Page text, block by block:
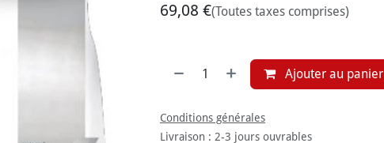
69,08 €(Toutes taxes comprises)
Ajouter au panier
Conditions générales
Livraison : 2-3 jours ouvrables